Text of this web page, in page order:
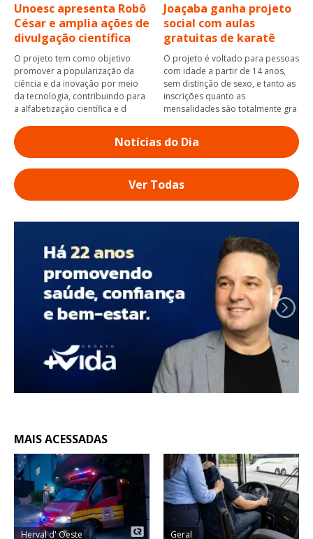
Unoesc apresenta Robô
César e amplia ações de
divulgação científica
O projeto tem como objetivo
promover a popularização da
ciência e da inovação por meio
da tecnologia, contribuindo para
a alfabetização científica e d
Joaçaba ganha projeto
social com aulas
gratuitas de karatê
O projeto é voltado para pessoas
com idade a partir de 14 anos,
sem distinção de sexo, e tanto as
inscrições quanto as
mensalidades são totalmente gra
Notícias do Dia
Ver Todas
MAIS ACESSADAS
Herval d' Oeste Geral